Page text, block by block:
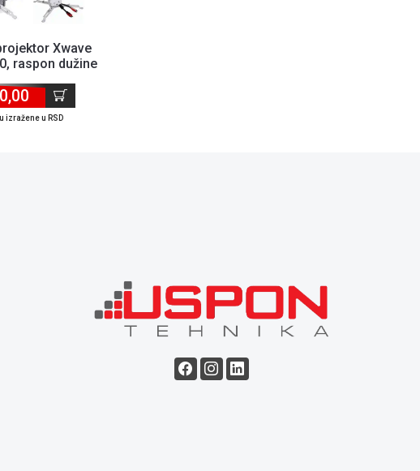
Xwave
raspon dužine
izražene u RSD